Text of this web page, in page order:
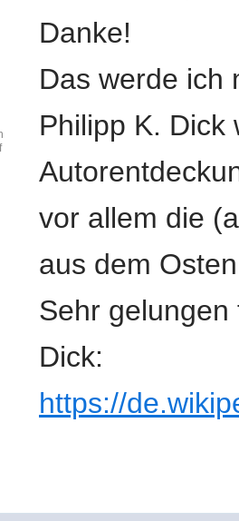
Danke!
Das werde ich
Philipp K. Dick
vor allem die
aus dem
Sehr
Dick:
https://